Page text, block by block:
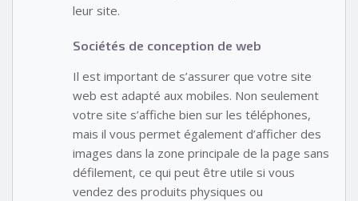
leur site.
Sociétés de conception de web
Il est important de s’assurer que votre site
web est adapté aux mobiles. Non seulement
votre site s’affiche bien sur les téléphones,
mais il vous permet également d’afficher des
images dans la zone principale de la page sans
défilement, ce qui peut être utile si vous
vendez des produits physiques ou